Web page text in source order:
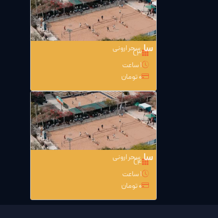
سا سحر ارونی
C3
1 ساعت
0 تومان
سا سحر ارونی
C4
1 ساعت
0 تومان